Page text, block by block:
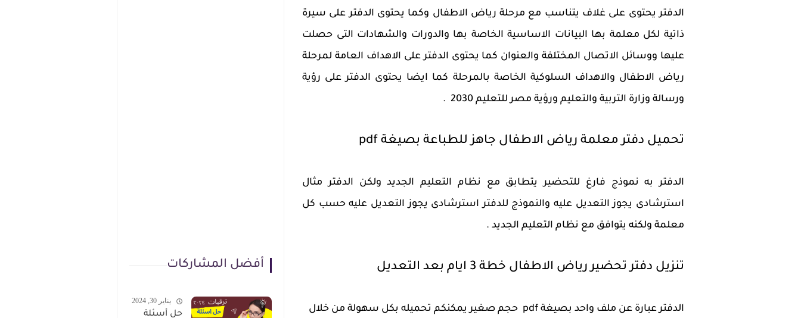
الدفتر يحتوى على غلاف يتناسب مع مرحلة رياض الاطفال وكما يحتوى الدفتر على سيرة
ذاتية لكل معلمة بها البيانات الاساسية الخاصة بها والدورات والشهادات التى حصلت
عليها ووسائل الاتصال المختلفة والعنوان كما يحتوى الدفتر على الاهداف العامة لمرحلة
رياض الاطفال والاهداف السلوكية الخاصة بالمرحلة كما ايضا يحتوى الدفتر على رؤية
ورسالة وزارة التربية والتعليم ورؤية مصر للتعليم 2030 .
تحميل دفتر معلمة رياض الاطفال جاهز للطباعة بصيغة pdf
الدفتر به نموذج فارغ للتحضير يتطابق مع نظام التعليم الجديد ولكن الدفتر مثال
استرشادى يجوز التعديل عليه والنموذج للدفتر استرشادى يجوز التعديل عليه حسب كل
معلمة ولكنه يتوافق مع نظام التعليم الجديد .
تنزيل دفتر تحضير رياض الاطفال خطة 3 ايام بعد التعديل
الدفتر عبارة عن ملف واحد بصيغة pdf حجم صغير يمكنكم تحميله بكل سهولة من خلال
أفضل المشاركات
يناير 30, 2024
حل أسئلة